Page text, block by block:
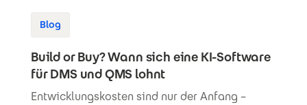
Blog
Build or Buy? Wann sich eine KI-Software
für DMS und QMS lohnt
Entwicklungskosten sind nur der Anfang –